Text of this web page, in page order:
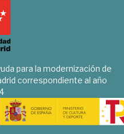
para la modernización de
correspondiente al año